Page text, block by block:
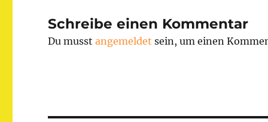
Schreibe einen Kommentar
Du musstangemeldet sein, um einen